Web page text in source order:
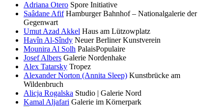
Adriana Otero Spore Initiative
Saâdane Afif Hamburger Bahnhof – Nationalgalerie der
Gegenwart
Umut Azad Akkel Haus am Lützowplatz
Havîn Al-Sîndy Neuer Berliner Kunstverein
Mounira Al Solh PalaisPopulaire
Josef Albers Galerie Nordenhake
Alex Tatarsky Tropez
Alexander Norton (Annita Sleep) Kunstbrücke am
Wildenbruch
Alicja Rogalska Studio | Galerie Nord
Kamal Aljafari Galerie im Körnerpark